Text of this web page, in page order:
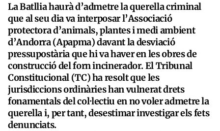
La Batllia haurà d’admetre la querella criminal
que al seu dia va interposar l’Associació
protectora d’animals, plantes i medi ambient
d’Andorra (Apapma) davant la desviació
pressupostària que hi va haver en les obres de
construcció del forn incinerador. El Tribunal
Constitucional (TC) ha resolt que les
jurisdiccions ordinàries han vulnerat drets
fonamentals del col·lectiu en no voler admetre la
querella i, per tant, desestimar investigar els fets
denunciats.